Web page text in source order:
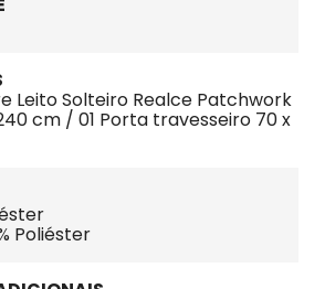
Leito Solteiro Realce Patchwork
cm / 01 Porta travesseiro 70 x
Poliéster